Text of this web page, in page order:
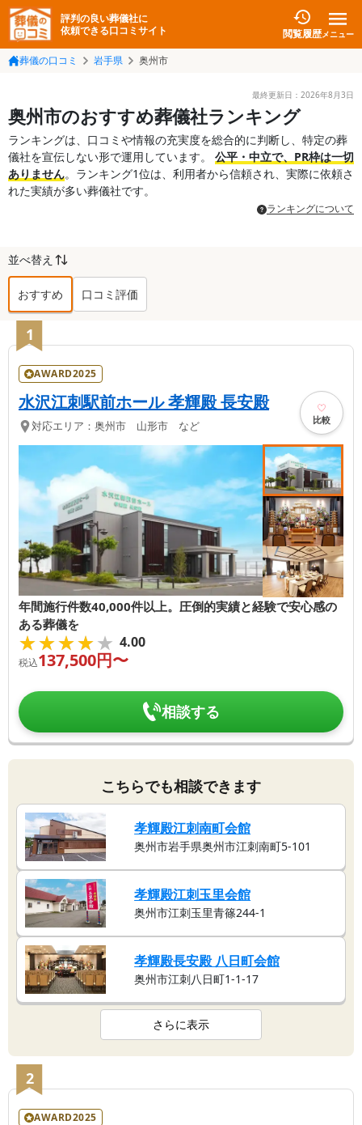
評判の良い葬儀社に
依頼できる口コミサイト
閲覧履歴メニュー
葬儀の口コミ 岩手県 奥州市
最終更新日： 2026年8月3日
奥州市のおすすめ葬儀社ランキング
ランキングは、口コミや情報の充実度を総合的に判断し、特定の葬
儀社を宣伝しない形で運用しています。 公平・中立で、PR枠は一切
ありません。ランキング1位は、利用者から信頼され、実際に依頼さ
れた実績が多い葬儀社です。
ランキングについて
並べ替え
おすすめ 口コミ評価
奥州市
1
AWARD2025
水沢江刺駅前ホール 孝輝殿 長安殿
対応エリア： 奥州市 山形市 など 比較
年間施行件数40,000件以上。圧倒的実績と経験で安心感の
ある葬儀を
★★★★★
★★★★★ 4.00
税込137,500円〜
相談する
こちらでも相談できます
孝輝殿江刺南町会館
奥州市岩手県奥州市江刺南町5-101
孝輝殿江刺玉里会館
奥州市江刺玉里青篠244-1
孝輝殿長安殿 八日町会館
奥州市江刺八日町1-1-17
さらに表示
2
AWARD2025